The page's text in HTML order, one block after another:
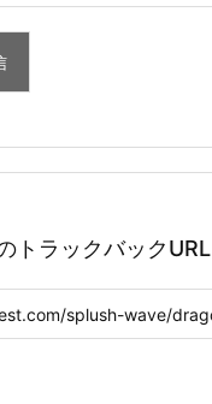
トラックバックURL